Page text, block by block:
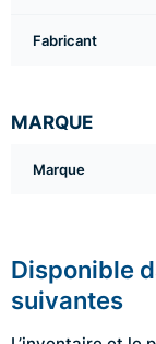
Fabricant
MARQUE
Marque
Disponible
suivantes